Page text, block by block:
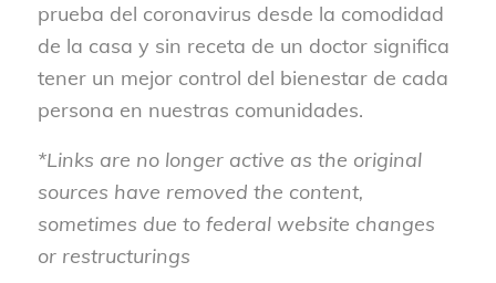
prueba del coronavirus desde la comodidad
de la casa y sin receta de un doctor significa
tener un mejor control del bienestar de cada
persona en nuestras comunidades.
*Links are no longer active as the original
sources have removed the content,
sometimes due to federal website changes
or restructurings